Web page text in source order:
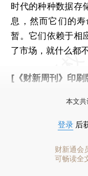
时代的种种数据存
息，然而它们的
暂。它们依赖于相
了市场，就什么都
[《财新周刊》印刷
本文共
登录 后
财新通会
可畅读全